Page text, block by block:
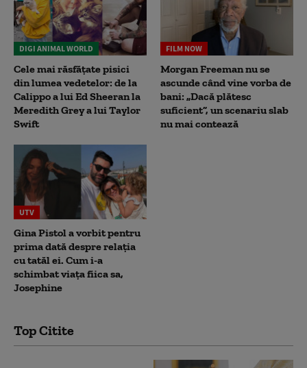
DIGI ANIMAL WORLD
Cele mai răsfățate pisici
din lumea vedetelor: de la
Calippo a lui Ed Sheeran la
Meredith Grey a lui Taylor
Swift
FILM NOW
Morgan Freeman nu se
ascunde când vine vorba de
bani: „Dacă plătesc
suficient”, un scenariu slab
nu mai contează
UTV
Gina Pistol a vorbit pentru
prima dată despre relația
cu tatăl ei. Cum i-a
schimbat viața fiica sa,
Josephine
Top Citite